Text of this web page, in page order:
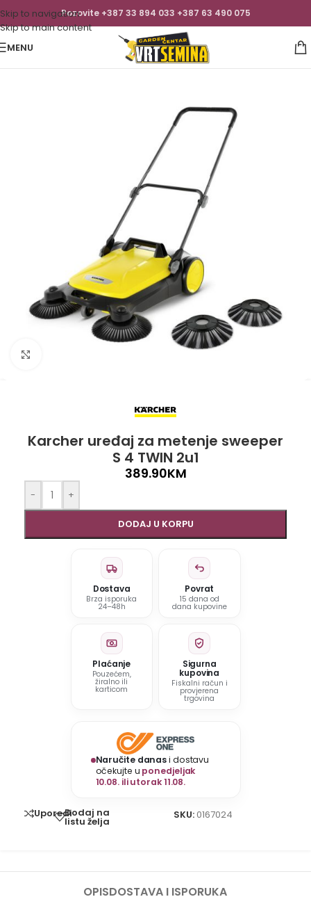
Skip to navigation
Skip to main content
Pozovite +387 33 894 033 +387 63 490 075
MENU
Karcher uređaj za metenje sweeper
S 4 TWIN 2u1
389.90KM
- +
DODAJ U KORPU
Dostava
Brza isporuka
24–48h
Povrat
15 dana od
dana kupovine
Plaćanje
Pouzećem,
žiralno ili
karticom
Sigurna
kupovina
Fiskalni račun i
provjerena
trgovina
Naručite danasi dostavu
očekujte u ponedjeljak
10.08. ili utorak 11.08.
UporediDodaj na
listu želja
SKU: 0167024
OPISDOSTAVA I ISPORUKA